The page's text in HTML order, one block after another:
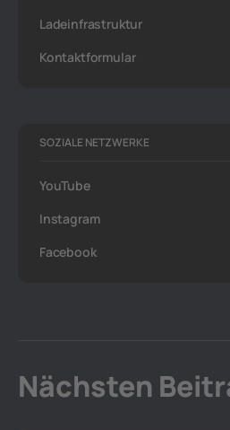
Ladeinfrastruktur
Kontaktformular
SOZIALE NETZWERKE
YouTube
Instagram
Facebook
Nächsten